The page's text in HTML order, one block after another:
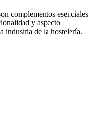
complementos esenciales
y aspecto
industria de la hostelería.